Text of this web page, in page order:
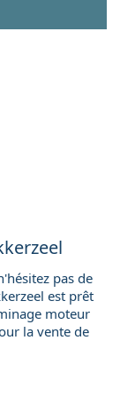
pas de
est prêt
moteur
la vente de